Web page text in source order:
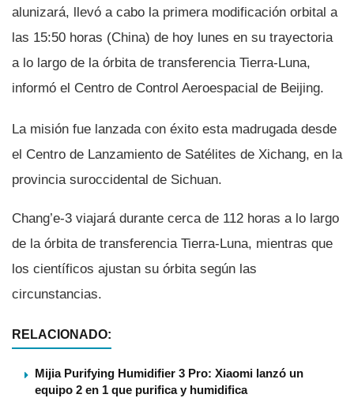
alunizará, llevó a cabo la primera modificación orbital a
las 15:50 horas (China) de hoy lunes en su trayectoria
a lo largo de la órbita de transferencia Tierra-Luna,
informó el Centro de Control Aeroespacial de Beijing.
La misión fue lanzada con éxito esta madrugada desde
el Centro de Lanzamiento de Satélites de Xichang, en la
provincia suroccidental de Sichuan.
Chang’e-3 viajará durante cerca de 112 horas a lo largo
de la órbita de transferencia Tierra-Luna, mientras que
los cientí­ficos ajustan su órbita según las
circunstancias.
RELACIONADO:
Mijia Purifying Humidifier 3 Pro: Xiaomi lanzó un
equipo 2 en 1 que purifica y humidifica